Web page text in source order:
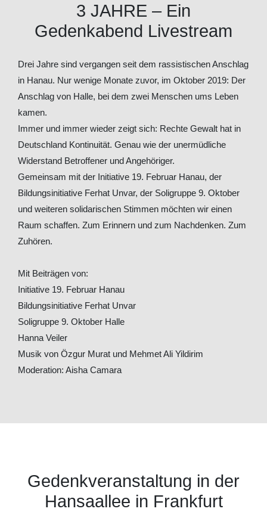
3 JAHRE – Ein
Gedenkabend Livestream
Drei Jahre sind vergangen seit dem rassistischen Anschlag
in Hanau. Nur wenige Monate zuvor, im Oktober 2019: Der
Anschlag von Halle, bei dem zwei Menschen ums Leben
kamen.
Immer und immer wieder zeigt sich: Rechte Gewalt hat in
Deutschland Kontinuität. Genau wie der unermüdliche
Widerstand Betroffener und Angehöriger.
Gemeinsam mit der Initiative 19. Februar Hanau, der
Bildungsinitiative Ferhat Unvar, der Soligruppe 9. Oktober
und weiteren solidarischen Stimmen möchten wir einen
Raum schaffen. Zum Erinnern und zum Nachdenken. Zum
Zuhören.
Mit Beiträgen von:
Initiative 19. Februar Hanau
Bildungsinitiative Ferhat Unvar
Soligruppe 9. Oktober Halle
Hanna Veiler
Musik von Özgur Murat und Mehmet Ali Yildirim
Moderation: Aisha Camara
Gedenkveranstaltung in der
Hansaallee in Frankfurt